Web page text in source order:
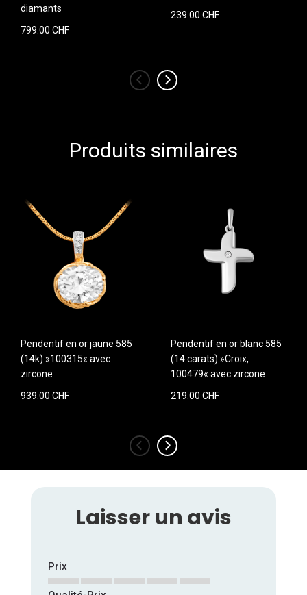
diamants
799.00 CHF
239.00 CHF
‹ ›
Produits similaires
Pendentif en or jaune 585
(14k) »100315« avec
zircone
939.00 CHF
Pendentif en or blanc 585
(14 carats) »Croix,
100479« avec zircone
219.00 CHF
‹ ›
Laisser un avis
Prix